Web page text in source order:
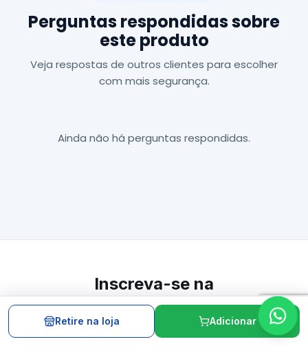
Perguntas respondidas sobre
este produto
Veja respostas de outros clientes para escolher
com mais segurança.
Ainda não há perguntas respondidas.
Inscreva-se na
nossa Newsletter
Inscrever
Retire na loja Adicionar